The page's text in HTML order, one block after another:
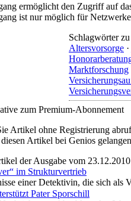
ermöglicht den Zugriff auf
ist nur möglich für
Schlagwörter
Altersvorsorge ·
Marktforschung
zum Premium-Abonnement
Artikel ohne Registrierung
Artikel bei Genios
der Ausgabe vom 23.12.2010
im Strukturvertrieb
einer Detektivin, die sich als
Pater Sporschill